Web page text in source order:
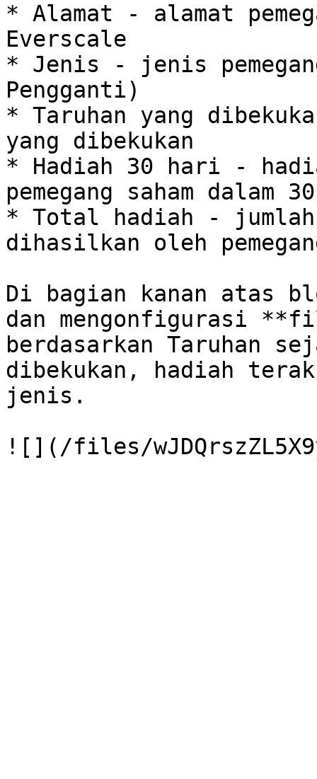
* Alamat - alamat
Everscale
* Jenis - jenis
Pengganti)
* Taruhan yang
yang dibekukan
* Hadiah 30 hari -
pemegang saham
* Total hadiah - jumlah
dihasilkan oleh
Di bagian kanan atas
dan mengonfigurasi
berdasarkan Taruhan
dibekukan, hadiah
jenis.